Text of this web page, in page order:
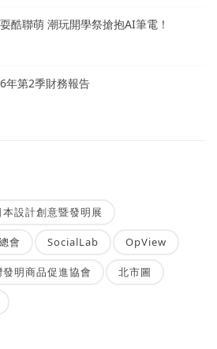
酷聯萌 潮玩開學祭搶抱AI筆電！
年第2季財務報告
本設計創意暨發明展
會 SocialLab OpView
發明商品促進協會 北市圖